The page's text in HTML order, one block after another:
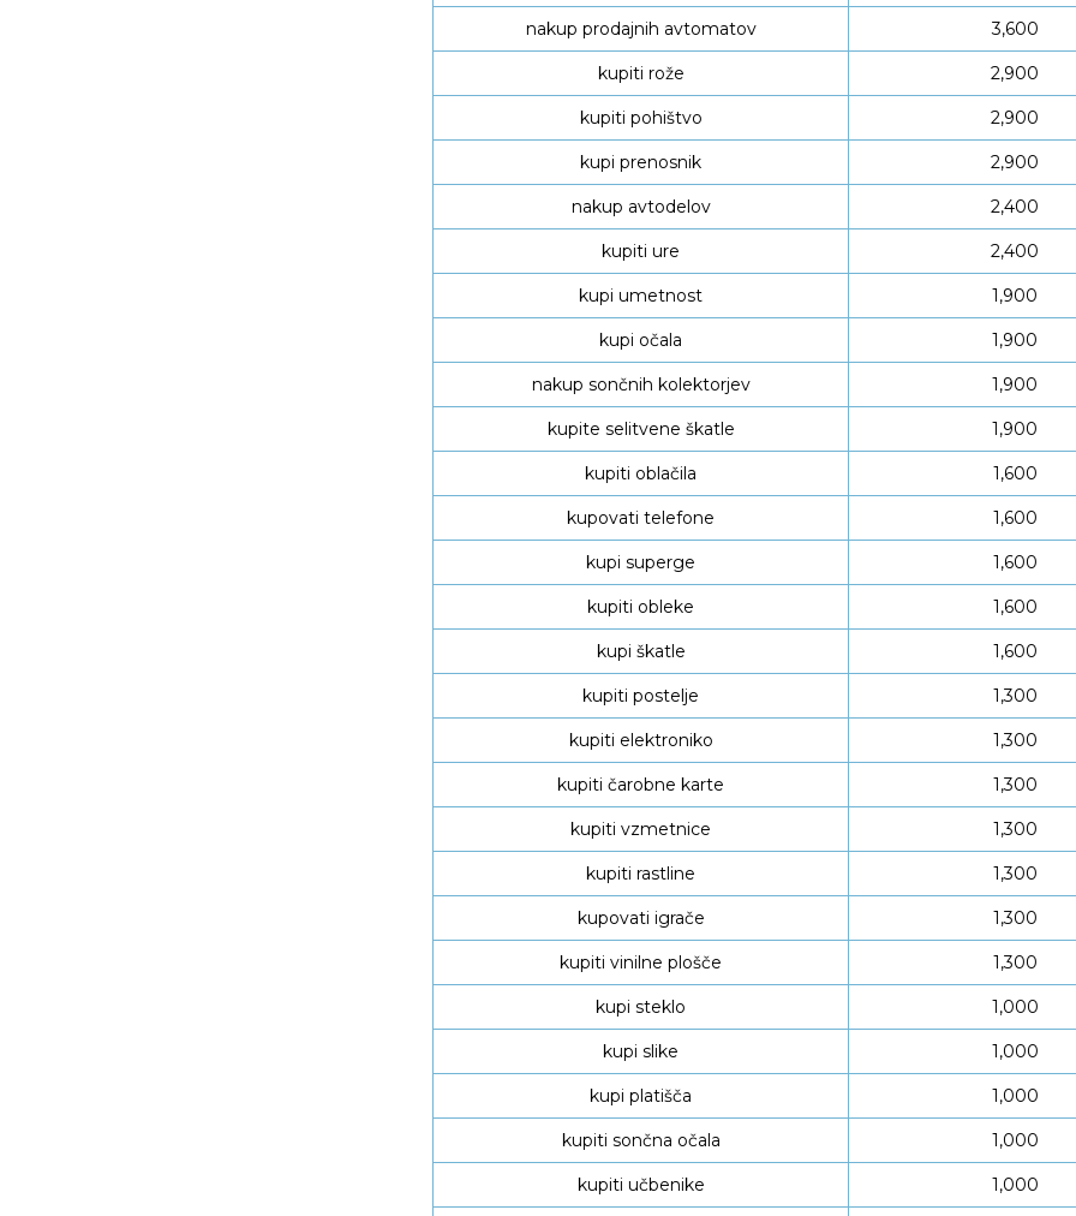
nakup prodajnih avtomatov 3,600
kupiti rože 2,900
kupiti pohištvo 2,900
kupi prenosnik 2,900
nakup avtodelov 2,400
kupiti ure 2,400
kupi umetnost 1,900
kupi očala 1,900
nakup sončnih kolektorjev 1,900
kupite selitvene škatle 1,900
kupiti oblačila 1,600
kupovati telefone 1,600
kupi superge 1,600
kupiti obleke 1,600
kupi škatle 1,600
kupiti postelje 1,300
kupiti elektroniko 1,300
kupiti čarobne karte 1,300
kupiti vzmetnice 1,300
kupiti rastline 1,300
kupovati igrače 1,300
kupiti vinilne plošče 1,300
kupi steklo 1,000
kupi slike 1,000
kupi platišča 1,000
kupiti sončna očala 1,000
kupiti učbenike 1,000